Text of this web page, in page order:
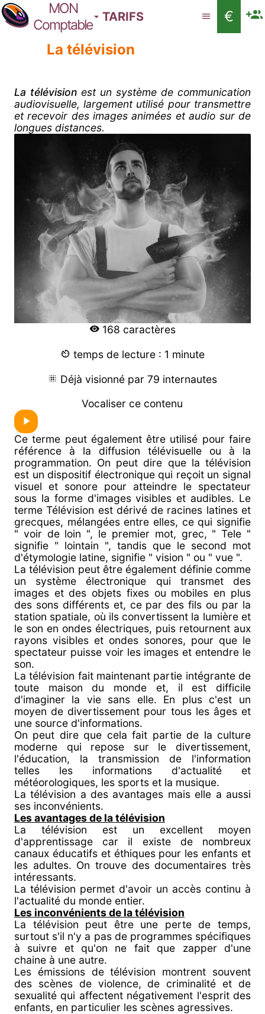
MON
Comptable
TARIFS
€
La télévision
La télévision est un système de communication
audiovisuelle, largement utilisé pour transmettre
et recevoir des images animées et audio sur de
longues distances.
168 caractères
temps de lecture : 1 minute
Déjà visionné par 79 internautes
Vocaliser ce contenu
Ce terme peut également être utilisé pour faire
référence à la diffusion télévisuelle ou à la
programmation. On peut dire que la télévision
est un dispositif électronique qui reçoit un signal
visuel et sonore pour atteindre le spectateur
sous la forme d'images visibles et audibles. Le
terme Télévision est dérivé de racines latines et
grecques, mélangées entre elles, ce qui signifie
" voir de loin ", le premier mot, grec, " Tele "
signifie " lointain ", tandis que le second mot
d'étymologie latine, signifie " vision " ou " vue ".
La télévision peut être également définie comme
un système électronique qui transmet des
images et des objets fixes ou mobiles en plus
des sons différents et, ce par des fils ou par la
station spatiale, où ils convertissent la lumière et
le son en ondes électriques, puis retournent aux
rayons visibles et ondes sonores, pour que le
spectateur puisse voir les images et entendre le
son.
La télévision fait maintenant partie intégrante de
toute maison du monde et, il est difficile
d'imaginer la vie sans elle. En plus c'est un
moyen de divertissement pour tous les âges et
une source d'informations.
On peut dire que cela fait partie de la culture
moderne qui repose sur le divertissement,
l'éducation, la transmission de l'information
telles les informations d'actualité et
météorologiques, les sports et la musique.
La télévision a des avantages mais elle a aussi
ses inconvénients.
Les avantages de la télévision
La télévision est un excellent moyen
d'apprentissage car il existe de nombreux
canaux éducatifs et éthiques pour les enfants et
les adultes. On trouve des documentaires très
intéressants.
La télévision permet d'avoir un accès continu à
l'actualité du monde entier.
Les inconvénients de la télévision
La télévision peut être une perte de temps,
surtout s'il n'y a pas de programmes spécifiques
à suivre et qu'on ne fait que zapper d'une
chaine à une autre.
Les émissions de télévision montrent souvent
des scènes de violence, de criminalité et de
sexualité qui affectent négativement l'esprit des
enfants, en particulier les scènes agressives.